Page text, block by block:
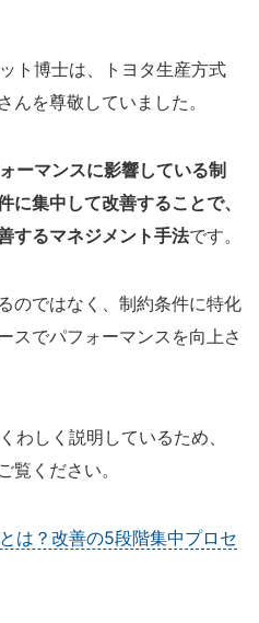
ト博士は、トヨタ生産方式
んを尊敬していました。
ーマンスに影響している制
集中して改善することで、
するマネジメント手法です。
のではなく、制約条件に特化
スでパフォーマンスを向上さ
わしく説明しているため、
覧ください。
は？改善の5段階集中プロセ